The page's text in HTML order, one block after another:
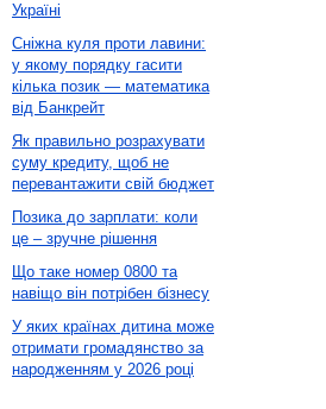
Україні
Сніжна куля проти лавини:
у якому порядку гасити
кілька позик — математика
від Банкрейт
Як правильно розрахувати
суму кредиту, щоб не
перевантажити свій бюджет
Позика до зарплати: коли
це – зручне рішення
Що таке номер 0800 та
навіщо він потрібен бізнесу
У яких країнах дитина може
отримати громадянство за
народженням у 2026 році